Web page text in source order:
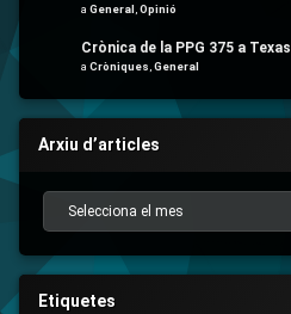
a General Opinió
Crònica de la PPG 375 a Texas
a Cròniques General
Arxiu d’articles
Arxiu d’articles
Etiquetes